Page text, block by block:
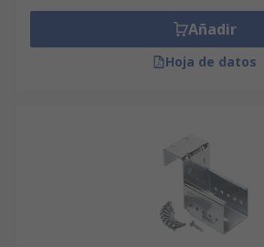
Añadir
Hoja de datos